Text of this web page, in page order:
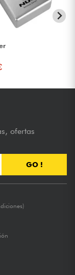
ofertas
GO !